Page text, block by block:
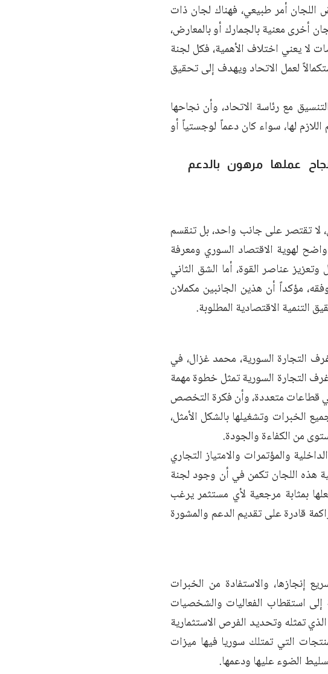
أمر طبيعي، فهناك لجان ذات
أخرى معنية بالجمارك أو بالمعارض،
لا يعني اختلاف الأهمية، فكل لجنة
لعمل الاتحاد ويهدف إلى تحقيق
مع رئاسة الاتحاد، وأن نجاحها
لها، سواء كان دعماً لوجستياً أو
عملها مرهون بالدعم
لا تقتصر على جانب واحد، بل تنقسم
لهوية الاقتصاد السوري ومعرفة
عناصر القوة، أما الشق الثاني
مؤكداً أن هذين الجانبين مكملان
الاقتصادية المطلوبة.
التجارة السورية، محمد غزال، في
التجارة السورية تمثل خطوة مهمة
قطاعات متعددة، وأن فكرة التخصص
الخبرات وتشغيلها بالشكل الأمثل،
من الكفاءة والجودة.
والمؤتمرات والامتياز التجاري
هذه اللجان تكمن في أن وجود لجنة
بمثابة مرجعية لأي مستثمر يرغب
قادرة على تقديم الدعم والمشورة
إنجازها، والاستفادة من الخبرات
إلى استقطاب الفعاليات والشخصيات
تمثله وتحديد الفرص الاستثمارية
التي تمتلك سوريا فيها ميزات
الضوء عليها ودعمها.